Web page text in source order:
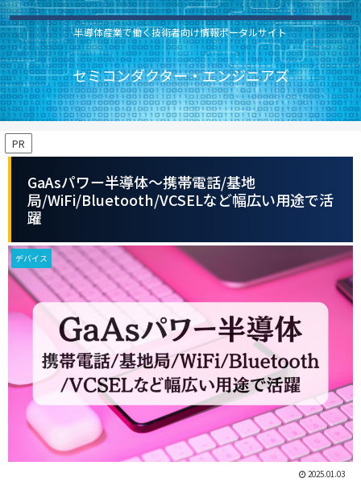
半導体産業で働く技術者向け情報ポータルサイト
セミコンダクター・エンジニアズ
PR
GaAsパワー半導体〜携帯電話/基地
局/WiFi/Bluetooth/VCSELなど幅広い用途で活
躍
デバイス
2025.01.03